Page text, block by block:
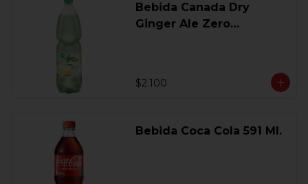
Bebida Canada Dry
Ginger Ale Zero
$2.100
Bebida Coca Cola 591 Ml.